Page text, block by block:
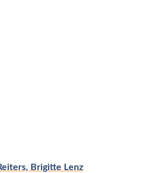
Brigitte Lenz